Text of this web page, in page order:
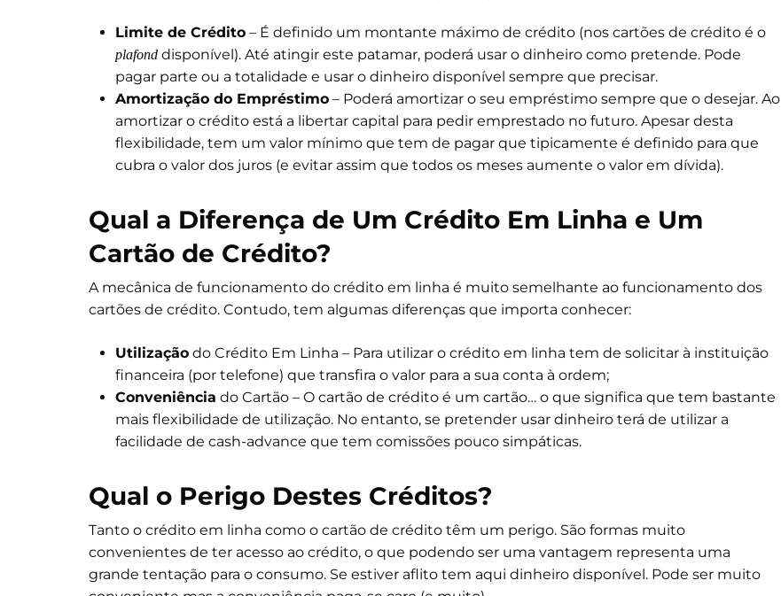
Limite de Crédito – É definido um montante máximo de crédito (nos cartões de crédito é o
plafond disponível). Até atingir este patamar, poderá usar o dinheiro como pretende. Pode
pagar parte ou a totalidade e usar o dinheiro disponível sempre que precisar.
Amortização do Empréstimo – Poderá amortizar o seu empréstimo sempre que o desejar. Ao
amortizar o crédito está a libertar capital para pedir emprestado no futuro. Apesar desta
flexibilidade, tem um valor mínimo que tem de pagar que tipicamente é definido para que
cubra o valor dos juros (e evitar assim que todos os meses aumente o valor em dívida).
Qual a Diferença de Um Crédito Em Linha e Um
Cartão de Crédito?
A mecânica de funcionamento do crédito em linha é muito semelhante ao funcionamento dos
cartões de crédito. Contudo, tem algumas diferenças que importa conhecer:
Utilização do Crédito Em Linha – Para utilizar o crédito em linha tem de solicitar à instituição
financeira (por telefone) que transfira o valor para a sua conta à ordem;
Conveniência do Cartão – O cartão de crédito é um cartão… o que significa que tem bastante
mais flexibilidade de utilização. No entanto, se pretender usar dinheiro terá de utilizar a
facilidade de cash-advance que tem comissões pouco simpáticas.
Qual o Perigo Destes Créditos?
Tanto o crédito em linha como o cartão de crédito têm um perigo. São formas muito
convenientes de ter acesso ao crédito, o que podendo ser uma vantagem representa uma
grande tentação para o consumo. Se estiver aflito tem aqui dinheiro disponível. Pode ser muito